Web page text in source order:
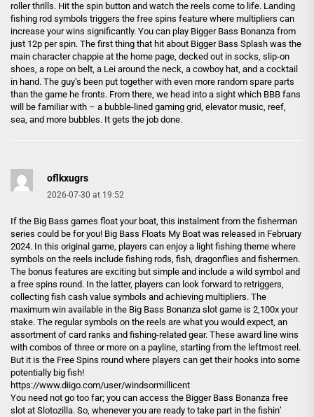
roller thrills. Hit the spin button and watch the reels come to life. Landing
fishing rod symbols triggers the free spins feature where multipliers can
increase your wins significantly. You can play Bigger Bass Bonanza from
just 12p per spin. The first thing that hit about Bigger Bass Splash was the
main character chappie at the home page, decked out in socks, slip-on
shoes, a rope on belt, a Lei around the neck, a cowboy hat, and a cocktail
in hand. The guy’s been put together with even more random spare parts
than the game he fronts. From there, we head into a sight which BBB fans
will be familiar with – a bubble-lined gaming grid, elevator music, reef,
sea, and more bubbles. It gets the job done.
oflkxugrs
2026-07-30 at 19:52
If the Big Bass games float your boat, this instalment from the fisherman
series could be for you! Big Bass Floats My Boat was released in February
2024. In this original game, players can enjoy a light fishing theme where
symbols on the reels include fishing rods, fish, dragonflies and fishermen.
The bonus features are exciting but simple and include a wild symbol and
a free spins round. In the latter, players can look forward to retriggers,
collecting fish cash value symbols and achieving multipliers. The
maximum win available in the Big Bass Bonanza slot game is 2,100x your
stake. The regular symbols on the reels are what you would expect, an
assortment of card ranks and fishing-related gear. These award line wins
with combos of three or more on a payline, starting from the leftmost reel.
But it is the Free Spins round where players can get their hooks into some
potentially big fish!
https://www.diigo.com/user/windsormillicent
You need not go too far; you can access the Bigger Bass Bonanza free
slot at Slotozilla. So, whenever you are ready to take part in the fishin’